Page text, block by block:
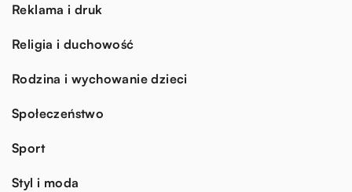
Reklama i druk
Religia i duchowość
Rodzina i wychowanie dzieci
Społeczeństwo
Sport
Styl i moda